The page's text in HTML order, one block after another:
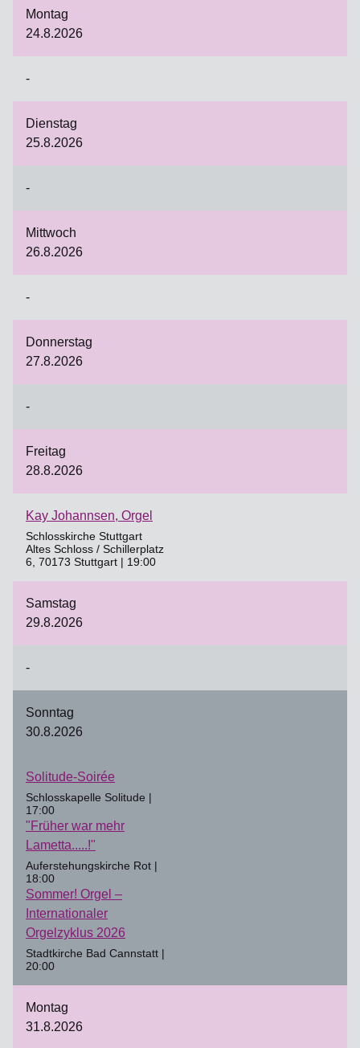
Montag
24.8.2026
-
Dienstag
25.8.2026
-
Mittwoch
26.8.2026
-
Donnerstag
27.8.2026
-
Freitag
28.8.2026
Kay Johannsen, Orgel
Schlosskirche Stuttgart
Altes Schloss / Schillerplatz
6, 70173 Stuttgart | 19:00
Samstag
29.8.2026
-
Sonntag
30.8.2026
Solitude-Soirée
Schlosskapelle Solitude |
17:00
"Früher war mehr
Lametta.....!"
Auferstehungskirche Rot |
18:00
Sommer! Orgel –
Internationaler
Orgelzyklus 2026
Stadtkirche Bad Cannstatt |
20:00
Montag
31.8.2026